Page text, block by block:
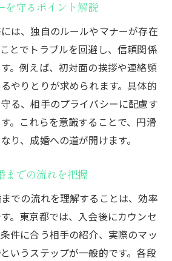
を守るポイント解説
は、独自のルールやマナーが存在
とでトラブルを回避し、信頼関係
。例えば、初対面の挨拶や連絡頻
やりとりが求められます。具体的
る、相手のプライバシーに配慮す
。これらを意識することで、円滑
り、成婚への道が開けます。
までの流れを把握
での流れを理解することは、効率
。東京都では、入会後にカウンセ
件に合う相手の紹介、実際のマッ
いうステップが一般的です。各段